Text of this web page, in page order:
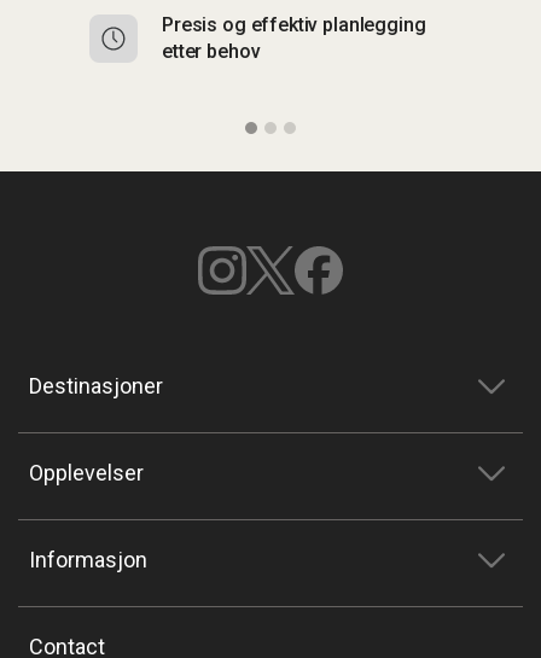
Presis og effektiv planlegging
etter behov
Destinasjoner
Opplevelser
Informasjon
Contact